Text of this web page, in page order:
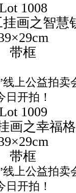
1008
画之智慧
带框
1009
画之幸福
带框